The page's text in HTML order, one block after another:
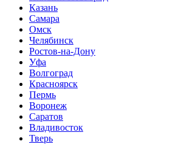
Казань
Самара
Омск
Челябинск
Ростов-на-Дону
Уфа
Волгоград
Красноярск
Пермь
Воронеж
Саратов
Владивосток
Тверь